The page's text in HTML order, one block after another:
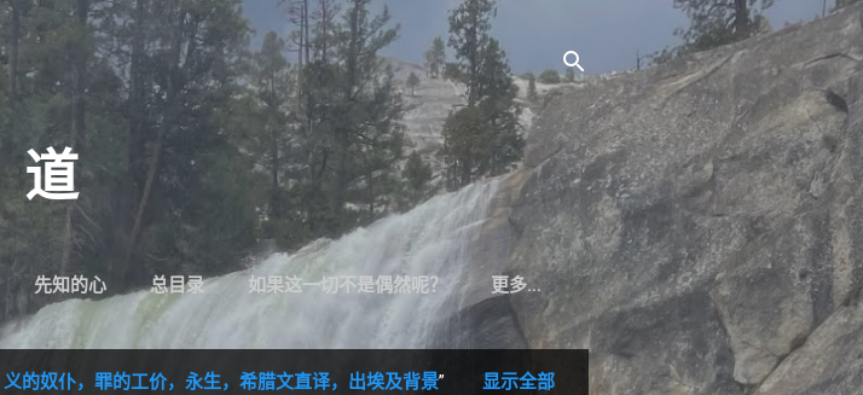
至主要内容
道
先知的心 总目录 如果这一切不是偶然呢？ 更多…
的奴仆，罪的工价，永生，希腊文直译，出埃及背景”
显示全部